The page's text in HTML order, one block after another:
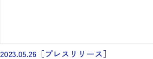
2023.05.26 ［プレスリリース］